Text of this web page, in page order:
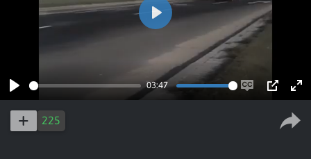
Play
03:47
EnablePIP
Play
225